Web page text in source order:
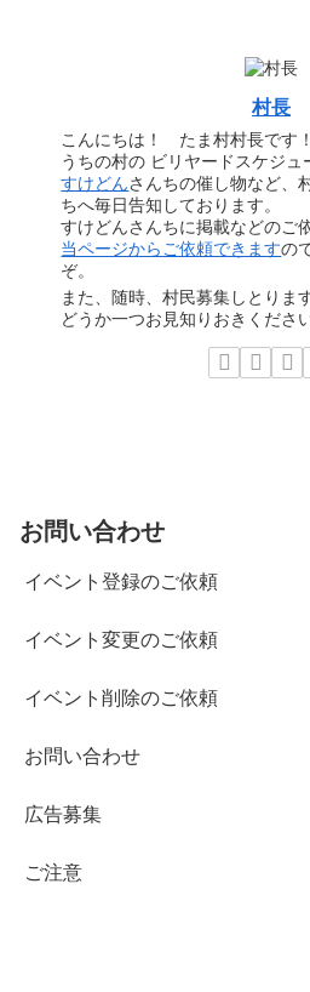
村長
こんにちは！ たま村村長です！
うちの村の ビリヤードスケジ
すけどんさんちの催し物など、
ちへ毎日告知しております。
すけどんさんちに掲載などのご
当ページからご依頼できますの
ぞ。
また、随時、村民募集しとります
どうか一つお見知りおきください
お問い合わせ
イベント登録のご依頼
イベント変更のご依頼
イベント削除のご依頼
お問い合わせ
広告募集
ご注意